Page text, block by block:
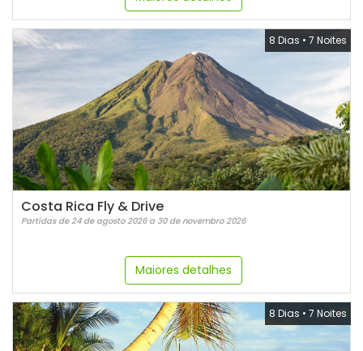
8 Dias • 7 Noites
Costa Rica Fly & Drive
Partidas de 24 de agosto 2026 a 30 de novembro 2026
Maiores detalhes
8 Dias • 7 Noites